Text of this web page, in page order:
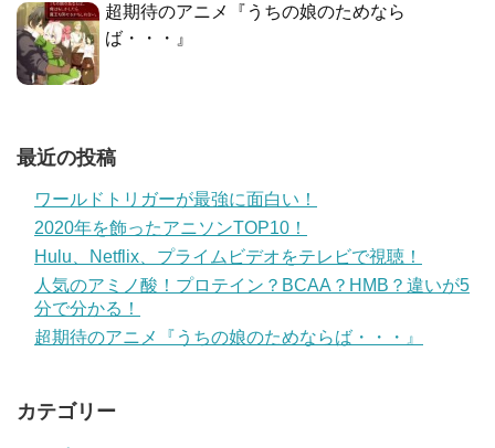
超期待のアニメ『うちの娘のためなら
ば・・・』
最近の投稿
ワールドトリガーが最強に面白い！
2020年を飾ったアニソンTOP10！
Hulu、Netflix、プライムビデオをテレビで視聴！
人気のアミノ酸！プロテイン？BCAA？HMB？違いが5
分で分かる！
超期待のアニメ『うちの娘のためならば・・・』
カテゴリー